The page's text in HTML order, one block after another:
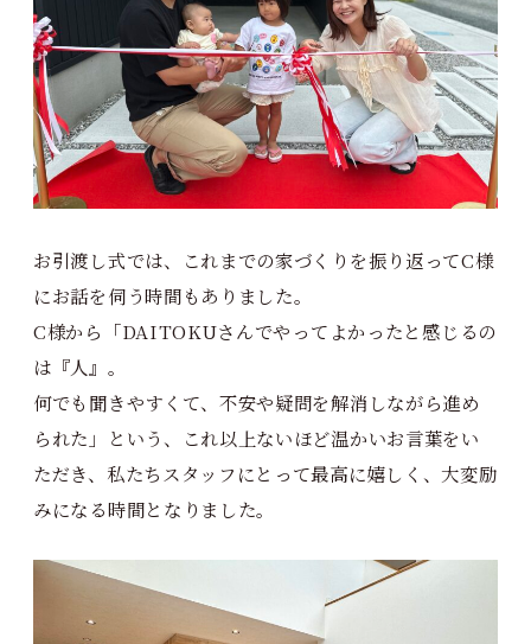
お引渡し式では、これまでの家づくりを振り返ってC様
にお話を伺う時間もありました。
C様から「DAITOKUさんでやってよかったと感じるの
は『人』。
何でも聞きやすくて、不安や疑問を解消しながら進め
られた」という、これ以上ないほど温かいお言葉をい
ただき、私たちスタッフにとって最高に嬉しく、大変励
みになる時間となりました。